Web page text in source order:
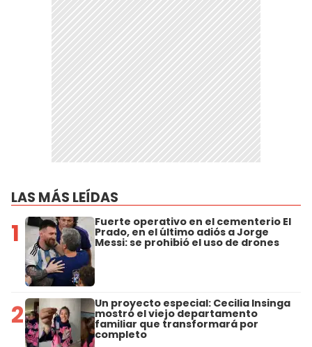
LAS MÁS LEÍDAS
1 Fuerte operativo en el cementerio El
Prado, en el último adiós a Jorge
Messi: se prohibió el uso de drones
2 Un proyecto especial: Cecilia Insinga
mostró el viejo departamento
familiar que transformará por
completo